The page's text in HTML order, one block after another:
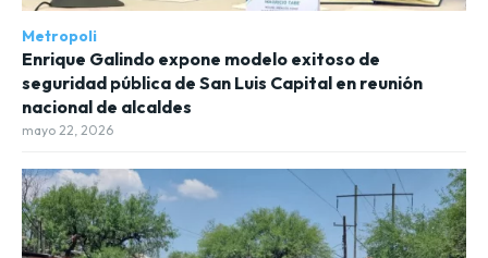
Metropoli
Enrique Galindo expone modelo exitoso de
seguridad pública de San Luis Capital en reunión
nacional de alcaldes
mayo 22, 2026